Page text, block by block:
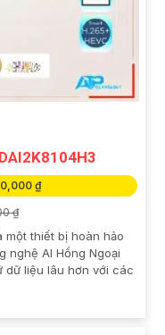
₫
₫
một thiết bị hoàn hảo
nghệ AI Hồng Ngoại
dữ liệu lâu hơn với các